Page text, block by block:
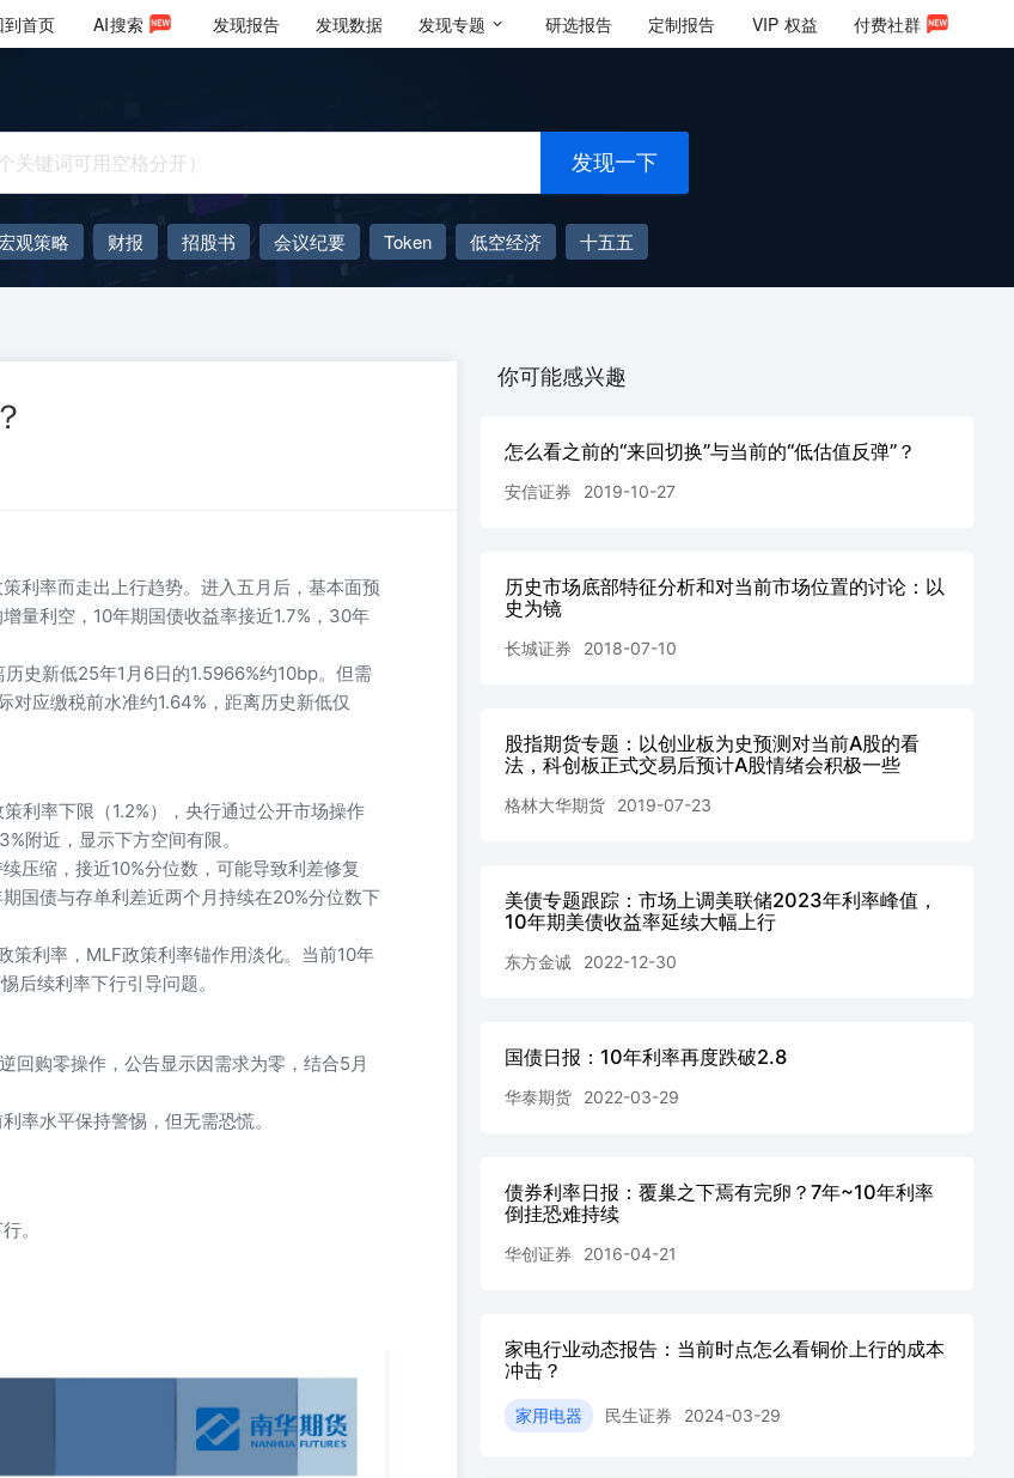
到首页 AI搜索 发现报告 发现数据 发现专题 研选报告 定制报告 VIP 权益 付费社群
发现一下
宏观策略 财报 招股书 会议纪要 Token 低空经济
十五五
AIGC
大模型
利率而走出上行趋势。进入五月后，基本面预
量利空，10年期国债收益率接近1.7%，30年
历史新低25年1月6日的1.5966%约10bp。但需
应缴税前水准约1.64%，距离历史新低仅
利率下限（1.2%），央行通过公开市场操作
附近，显示下方空间有限。
压缩，接近10%分位数，可能导致利差修复
国债与存单利差近两个月持续在20%分位数下
策利率，MLF政策利率锚作用淡化。当前10年
后续利率下行引导问题。
回购零操作，公告显示因需求为零，结合5月
率水平保持警惕，但无需恐慌。
。
性成为了新的多头支撑。需要指出的是，即便是在文章最新
头环境的增量利空。但考虑到目前10年期国债收益率已经接
调整的潜在风险。 1、1.7%已接近历史新低 从历史水平来
你可能感兴趣
怎么看之前的“来回切换”与当前的“低估值反弹”？
安信证券 2019-10-27
历史市场底部特征分析和对当前市场位置的讨论：以
史为镜
长城证券 2018-07-10
股指期货专题：以创业板为史预测对当前A股的看
法，科创板正式交易后预计A股情绪会积极一些
格林大华期货 2019-07-23
美债专题跟踪：市场上调美联储2023年利率峰值，
10年期美债收益率延续大幅上行
东方金诚 2022-12-30
国债日报：10年利率再度跌破2.8
华泰期货 2022-03-29
债券利率日报：覆巢之下焉有完卵？7年~10年利率
倒挂恐难持续
华创证券 2016-04-21
家电行业动态报告：当前时点怎么看铜价上行的成本
冲击？
家用电器 民生证券 2024-03-29